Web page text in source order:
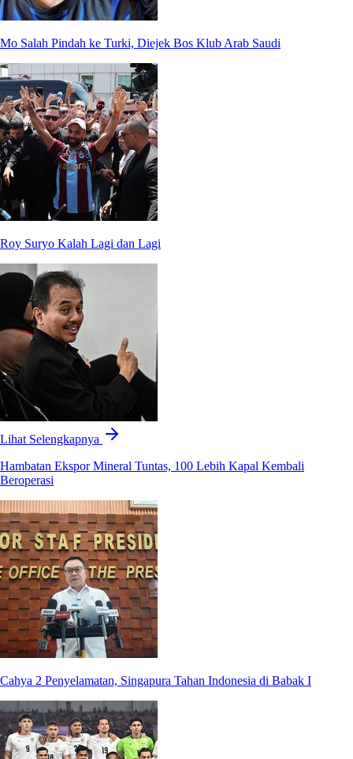
Mo Salah Pindah ke Turki, Diejek Bos Klub Arab Saudi
Roy Suryo Kalah Lagi dan Lagi
Lihat Selengkapnya
Hambatan Ekspor Mineral Tuntas, 100 Lebih Kapal Kembali
Beroperasi
Cahya 2 Penyelamatan, Singapura Tahan Indonesia di Babak I